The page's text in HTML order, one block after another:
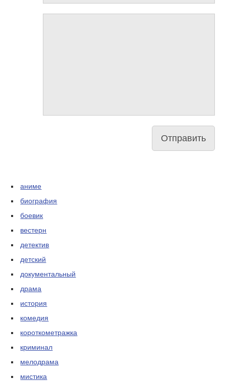
аниме
биография
боевик
вестерн
детектив
детский
документальный
драма
история
комедия
короткометражка
криминал
мелодрама
мистика